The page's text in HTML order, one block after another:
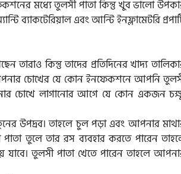
মধ্যে তুলসী পাতা কিন্তু খুব ভালো
ব্যাকটেরিয়াল এবং আন্টি ইনফ্লামেটরি
তারাও কিন্তু তাদের প্রতিদিনের খাদ্য
চোখের যে কোন ইনফেকশনে আপনি
চোখে লাগানোর আগে যে কোন একজন
উপদ্রব। তাহলে চুল পড়া এবং আপনার
তুলে তার রস ব্যবহার করতে পারেন
তুলসী পাতা খেতে পারেন তাহলে